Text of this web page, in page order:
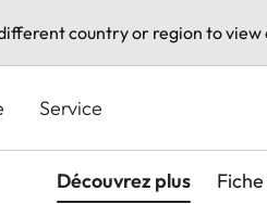
country or region to
Service
Découvrez plus